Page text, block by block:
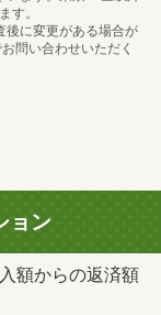
す。
後に変更がある場合が
問い合わせいただく
ョン
額からの返済額